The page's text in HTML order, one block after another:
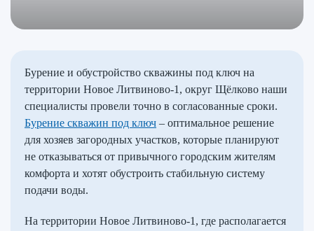
Бурение и обустройство скважины под ключ на
территории Новое Литвиново-1, округ Щёлково наши
специалисты провели точно в согласованные сроки.
Бурение скважин под ключ – оптимальное решение
для хозяев загородных участков, которые планируют
не отказываться от привычного городским жителям
комфорта и хотят обустроить стабильную систему
подачи воды.
На территории Новое Литвиново-1, где располагается